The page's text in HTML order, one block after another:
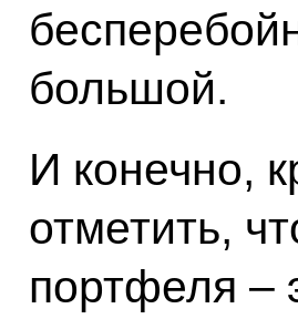
большой.
И конечно,
отметить,
портфеля –